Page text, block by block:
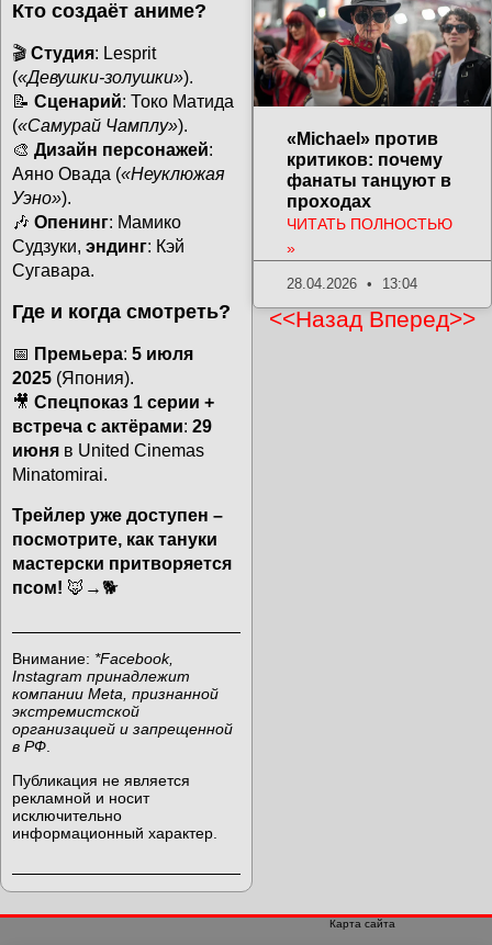
Кто создаёт аниме?
🎬 Студия: Lesprit
(«Девушки-золушки»).
📝 Сценарий: Токо Матида
(«Самурай Чамплу»).
🎨 Дизайн персонажей:
Аяно Овада («Неуклюжая
Уэно»).
🎶 Опенинг: Мамико
Судзуки, эндинг: Кэй
Сугавара.
Где и когда смотреть?
📅 Премьера: 5 июля
2025 (Япония).
🎥 Спецпоказ 1 серии +
встреча с актёрами: 29
июня в United Cinemas
Minatomirai.
Трейлер уже доступен –
посмотрите, как тануки
мастерски притворяется
псом! 🦊→🐕
Внимание: *Facebook,
Instagram принадлежит
компании Meta, признанной
экстремистской
организацией и запрещенной
в РФ.
Публикация не является
рекламной и носит
исключительно
информационный характер.
«Michael» против
критиков: почему
фанаты танцуют в
проходах
ЧИТАТЬ ПОЛНОСТЬЮ
»
28.04.2026 13:04
<<Назад Вперед>>
Карта сайта